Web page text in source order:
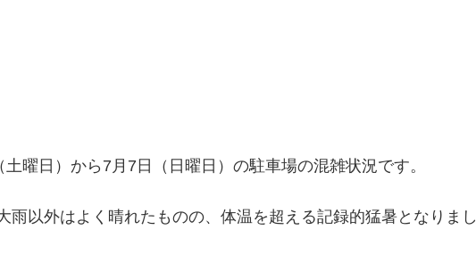
曜日）から7月7日（日曜日）の駐車場の混雑状況です。
雨以外はよく晴れたものの、体温を超える記録的猛暑となりまし